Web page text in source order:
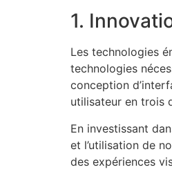
1.
Les technologies
technologies
conception
utilisateur en trois
En investissant
et l’utilisation de
des expériences